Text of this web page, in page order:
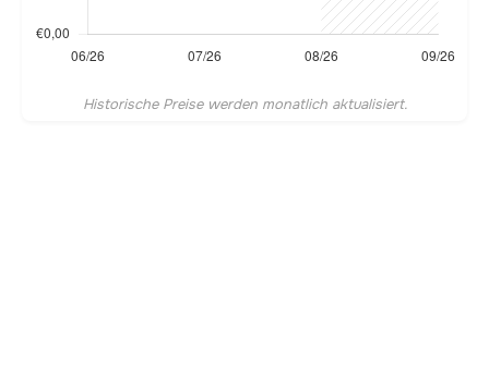
Historische Preise werden monatlich aktualisiert.